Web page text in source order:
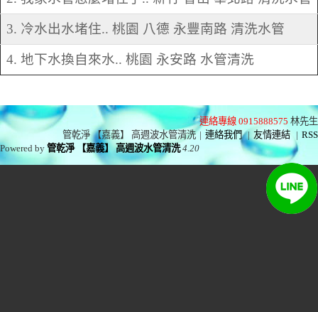
3. 冷水出水堵住.. 桃園 八德 永豐南路 清洗水管
4. 地下水換自來水.. 桃園 永安路 水管清洗
連絡專線 0915888575 林先生
管乾淨 【嘉義】 高週波水管清洗 | 連絡我們 | 友情連結 | RSS
Powered by管乾淨 【嘉義】 高週波水管清洗 4.20